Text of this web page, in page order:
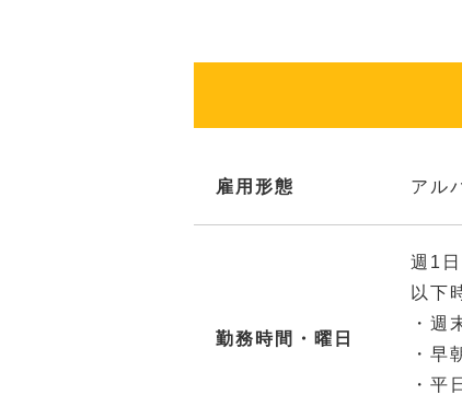
雇用形態 アル
勤務時間・曜日
週1
以下
・週
・早
・平